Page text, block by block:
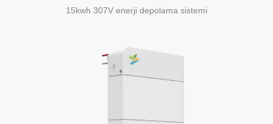
15kwh 307V enerji depolama sistemi